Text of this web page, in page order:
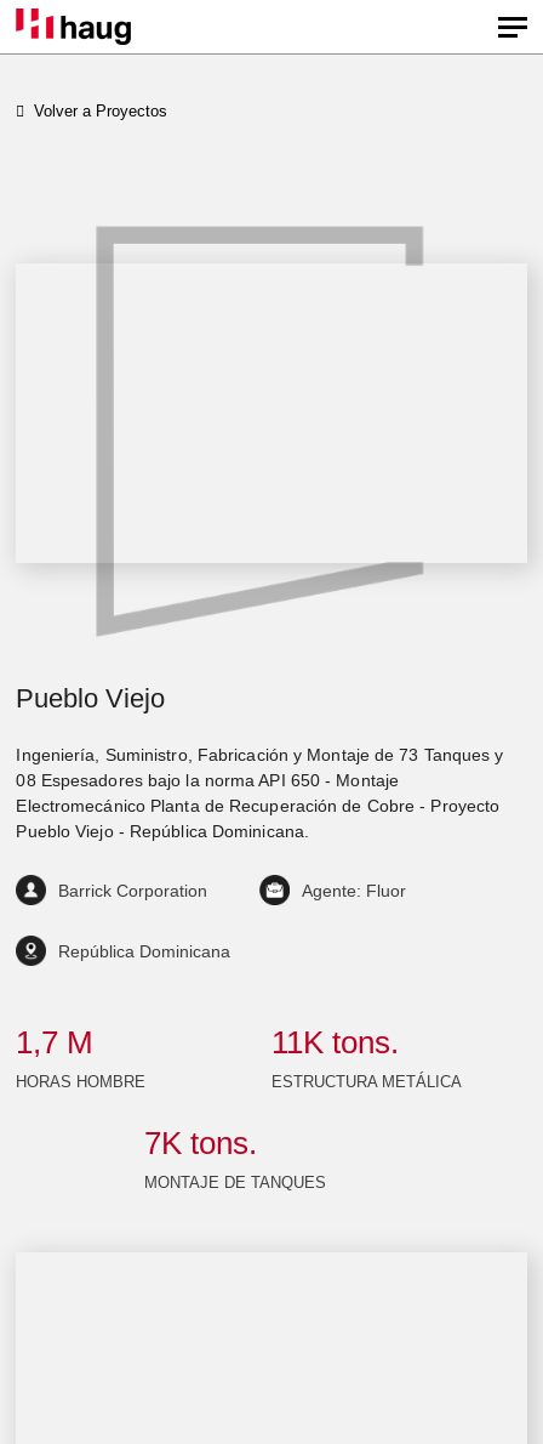
Volver a Proyectos
Pueblo Viejo
Ingeniería, Suministro, Fabricación y Montaje de 73 Tanques y
08 Espesadores bajo la norma API 650 - Montaje
Electromecánico Planta de Recuperación de Cobre - Proyecto
Pueblo Viejo - República Dominicana.
Barrick Corporation Agente: Fluor
República Dominicana
1,7 M
HORAS HOMBRE
11K tons.
ESTRUCTURA METÁLICA
7K tons.
MONTAJE DE TANQUES